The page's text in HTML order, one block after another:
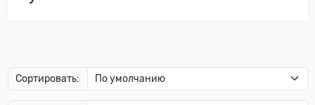
Сортировать: